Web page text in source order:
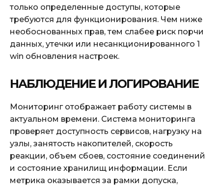
только определенные доступы, которые
требуются для функционирования. Чем ниже
необоснованных прав, тем слабее риск порчи
данных, утечки или несанкционированного 1
win обновления настроек.
НАБЛЮДЕНИЕ И ЛОГИРОВАНИЕ
Мониторинг отображает работу системы в
актуальном времени. Система мониторинга
проверяет доступность сервисов, нагрузку на
узлы, занятость накопителей, скорость
реакции, объем сбоев, состояние соединений
и состояние хранилищ информации. Если
метрика оказывается за рамки допуска,